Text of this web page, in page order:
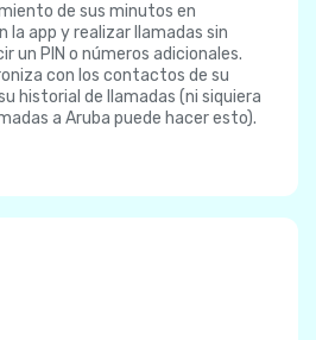
de sus minutos en
la app y realizar llamadas sin
un PIN o números adicionales.
con los contactos de su
historial de llamadas (ni siquiera
a Aruba puede hacer esto).